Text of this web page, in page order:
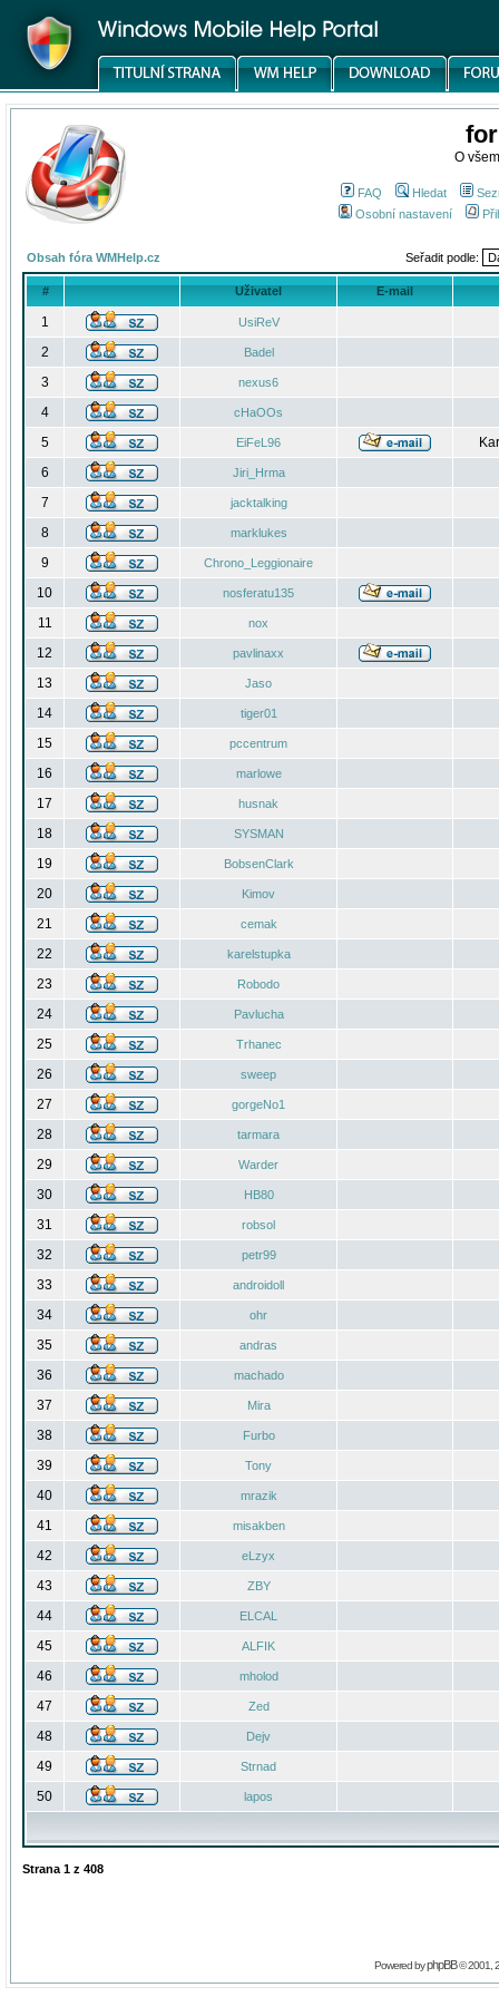
O
FAQ Hledat
Osobní nastavení
Obsah fóra WMHelp.cz Seřadit podle:
# Uživatel E-mail
1 UsiReV
2 Badel
3 nexus6
4 cHaOOs
5 EiFeL96
6
Jiri_Hrma
7 jacktalking
8 marklukes
9 Chrono_Leggionaire
10 nosferatu135
11 nox
12 pavlinaxx
13 Jaso
14 tiger01
15 pccentrum
16 marlowe
17 husnak
18 SYSMAN
19 BobsenClark
20 Kimov
21 cemak
22 karelstupka
23 Robodo
24 Pavlucha
25 Trhanec
26 sweep
27 gorgeNo1
28 tarmara
29 Warder
30 HB80
31 robsol
32 petr99
33 androidoll
34 ohr
35 andras
36 machado
37 Mira
38 Furbo
39 Tony
40 mrazik
41 misakben
42 eLzyx
43 ZBY
44 ELCAL
45 ALFIK
46 mholod
47 Zed
48 Dejv
49 Strnad
50 lapos
Strana 1 z 408
Powered byphpBB© 2001,